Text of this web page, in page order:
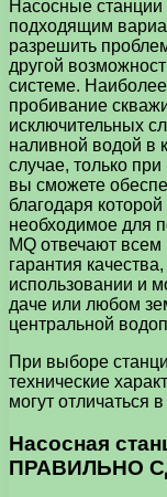
Насосные
подходящим
разрешить
другой
системе.
пробивание
исключительных
наливной водой в
случае, только
вы сможете
благодаря
необходимое для
MQ отвечают
гарантия
использовании и
даче или любом
центральной
При выборе
технические
могут отличаться
Насосная
ПРАВИЛЬНО